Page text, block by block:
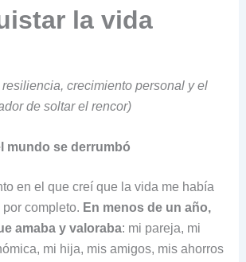
la vida
crecimiento personal y el
de soltar el rencor)
mundo se derrumbó
en el que creí que la vida me había
completo. En menos de un año,
amaba y valoraba: mi pareja, mi
mi hija, mis amigos, mis ahorros